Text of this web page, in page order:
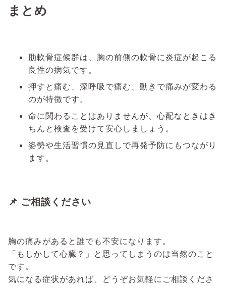
まとめ
肋軟骨症候群は、胸の前側の軟骨に炎症が起こる
良性の病気です。
押すと痛む、深呼吸で痛む、動きで痛みが変わる
のが特徴です。
命に関わることはありませんが、心配なときはき
ちんと検査を受けて安心しましょう。
姿勢や生活習慣の見直しで再発予防にもつながり
ます。
📌 ご相談ください
胸の痛みがあると誰でも不安になります。
「もしかして心臓？」と思ってしまうのは当然のこと
です。
気になる症状があれば、どうぞお気軽にご相談くださ